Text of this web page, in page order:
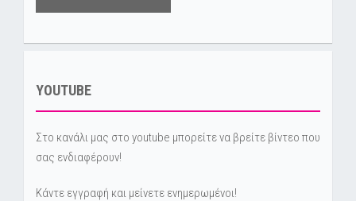
YOUTUBE
Στο κανάλι μας στο youtube μπορείτε να βρείτε βίντεο που
σας ενδιαφέρουν!
Κάντε εγγραφή και μείνετε ενημερωμένοι!